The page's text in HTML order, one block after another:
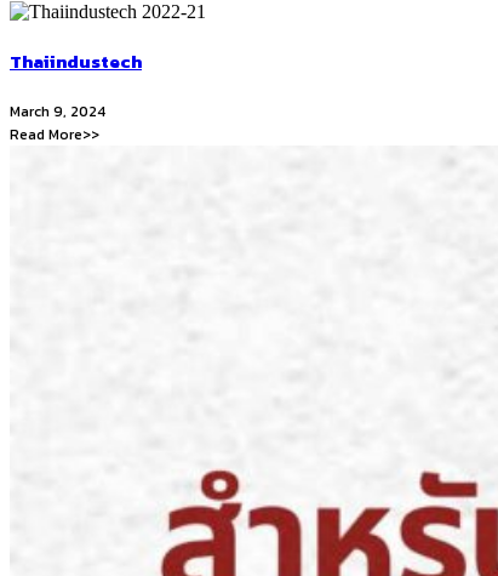
Thaiindustech
March 9, 2024
Read More>>